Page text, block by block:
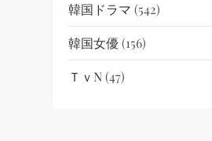
韓国ドラマ (542)
韓国女優(156)
ＴｖN(47)